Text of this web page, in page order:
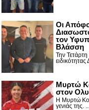
Οι
τον
Βλάσση
Την
Μυρτώ
στον
Η Μυρτώ
γενιάς της.